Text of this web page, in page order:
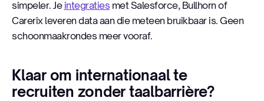
simpeler. Je integraties met Salesforce, Bullhorn of
Carerix leveren data aan die meteen bruikbaar is. Geen
schoonmaakrondes meer vooraf.
Klaar om internationaal te
recruiten zonder taalbarrière?